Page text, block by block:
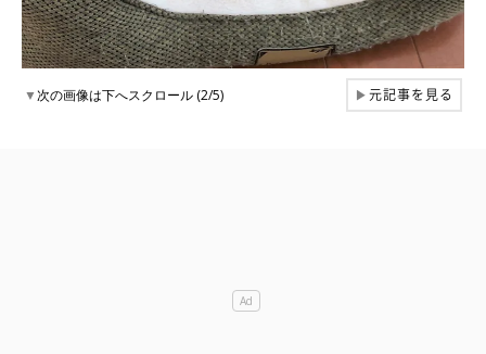
▼次の画像は下へスクロール (2/5) ▶元記事を見る